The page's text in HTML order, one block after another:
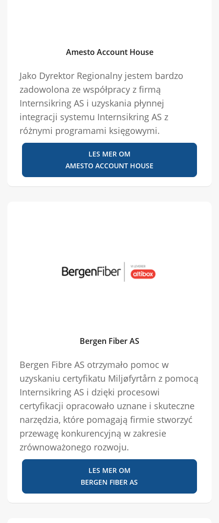
Amesto Account House
Jako Dyrektor Regionalny jestem bardzo
zadowolona ze współpracy z firmą
Internsikring AS i uzyskania płynnej
integracji systemu Internsikring AS z
różnymi programami księgowymi.
LES MER OM
AMESTO ACCOUNT HOUSE
Bergen Fiber AS
Bergen Fibre AS otrzymało pomoc w
uzyskaniu certyfikatu Miljøfyrtårn z pomocą
Internsikring AS i dzięki procesowi
certyfikacji opracowało uznane i skuteczne
narzędzia, które pomagają firmie stworzyć
przewagę konkurencyjną w zakresie
zrównoważonego rozwoju.
LES MER OM
BERGEN FIBER AS